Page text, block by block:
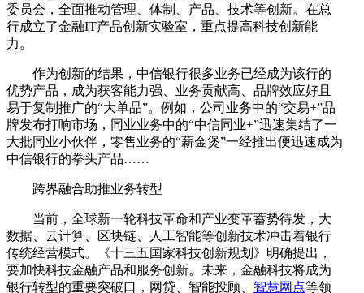
委员会，全面推动管理、体制、产品、技术等创新。在总
行成立了金融IT产品创新实验室，重点提高科技创新能
力。
作为创新的结果，中信银行很多业务已经成为该行的
优势产品，成为获客能力强、业务贡献高、品牌效应好且
易于复制推广的“大单品”。例如，公司业务中的“交易+”品
牌发布打响市场，同业业务中的“中信同业+”迅速集结了一
大批同业小伙伴，零售业务的“薪金煲”一经推出便迅速成为
中信银行的拳头产品……
跨界融合助推业务转型
当前，全球新一轮科技革命和产业变革蓄势待发，大
数据、云计算、区块链、人工智能等创新技术冲击着银行
传统经营模式。《十三五国家科技创新规划》明确提出，
要加快科技金融产品和服务创新。未来，金融科技将成为
银行转型的重要突破口，网贷、智能投顾、 智慧网点等领